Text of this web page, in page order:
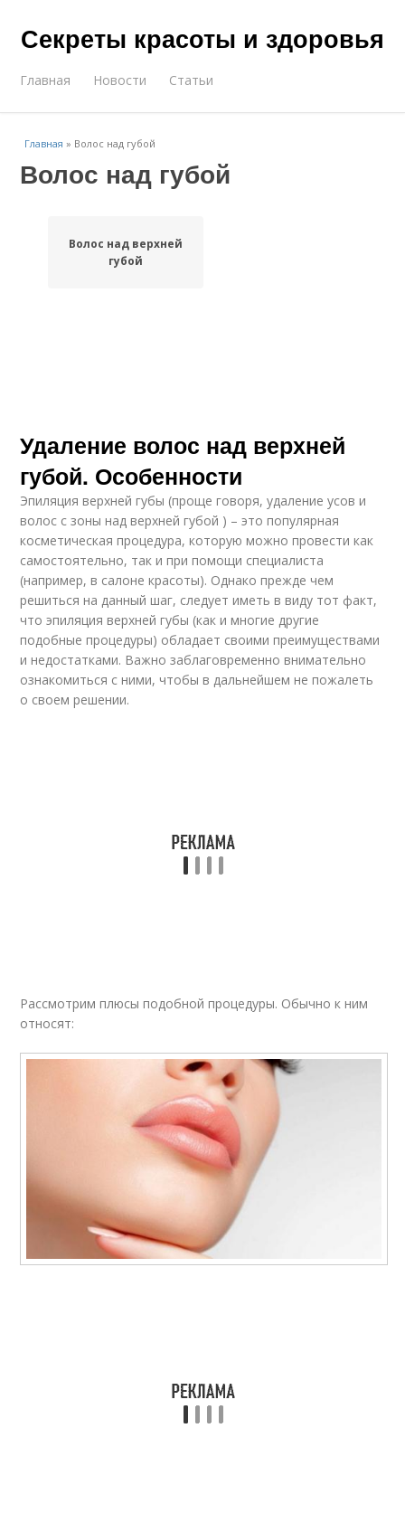
Секреты красоты и здоровья
Главная Новости Статьи
Главная » Волос над губой
Волос над губой
Волос над верхней
губой
Удаление волос над верхней
губой. Особенности
Эпиляция верхней губы (проще говоря, удаление усов и
волос с зоны над верхней губой ) – это популярная
косметическая процедура, которую можно провести как
самостоятельно, так и при помощи специалиста
(например, в салоне красоты). Однако прежде чем
решиться на данный шаг, следует иметь в виду тот факт,
что эпиляция верхней губы (как и многие другие
подобные процедуры) обладает своими преимуществами
и недостатками. Важно заблаговременно внимательно
ознакомиться с ними, чтобы в дальнейшем не пожалеть
о своем решении.
Рассмотрим плюсы подобной процедуры. Обычно к ним
относят: